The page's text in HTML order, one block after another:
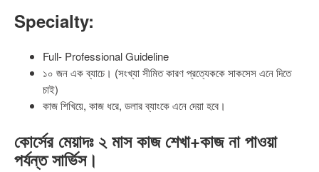
Specialty:
Full- Professional Guideline
১০ জন এক ব্যাচে। (সংখ্যা সীমিত কারণ প্রত্যেককে সাকসেস এনে দিতে
চাই)
কাজ শিখিয়ে, কাজ ধরে, ডলার ব্যাংকে এনে দেয়া হবে।
কোর্সের মেয়াদঃ ২ মাস কাজ শেখা+কাজ না পাওয়া
পর্যন্ত সার্ভিস।